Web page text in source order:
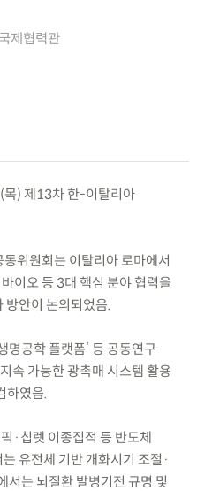
제협력관
) 제13차 한-이탈리아
위원회는 이탈리아 로마에서
이오 등 3대 핵심 분야 협력을
방안이 논의되었음.
명공학 플랫폼’ 등 공동연구
속 가능한 광촉매 시스템 활용
하였음.
·칩렛 이종집적 등 반도체
유전체 기반 개화시기 조절·
서는 뇌질환 발병기전 규명 및